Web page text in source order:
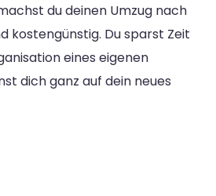
du deinen Umzug nach
kostengünstig. Du sparst Zeit
eines eigenen
dich ganz auf dein neues